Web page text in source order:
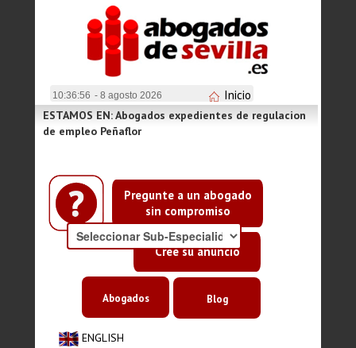
10:36:56 - 8 agosto 2026 Inicio
Pregunte a un abogado
sin compromiso
Cree su anuncio
ESTAMOS EN: Abogados expedientes de regulacion
de empleo Peñaflor
ENGLISH
Abogados Blog